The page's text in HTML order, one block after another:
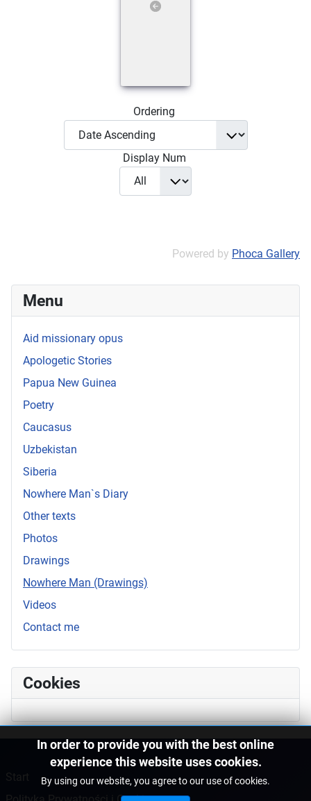
Menu
Aid missionary opus
Apologetic Stories
Papua New Guinea
Poetry
Caucasus
Uzbekistan
Siberia
Nowhere Man`s Diary
Other texts
Photos
Drawings
Nowhere Man (Drawings)
Videos
Contact me
Ordering
Display Num
Powered by Phoca Gallery
Cookies
In order to provide you with the best online
experience this website uses cookies.
By using our website, you agree to our use of cookies.